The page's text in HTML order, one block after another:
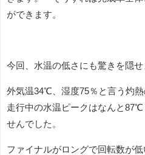
ができます。
今回、水温の低さにも驚きを隠せ
外気温34℃、湿度75％と言う灼熱
走行中の水温ピークはなんと
せんでした。
ファイナルがロングで回転数が